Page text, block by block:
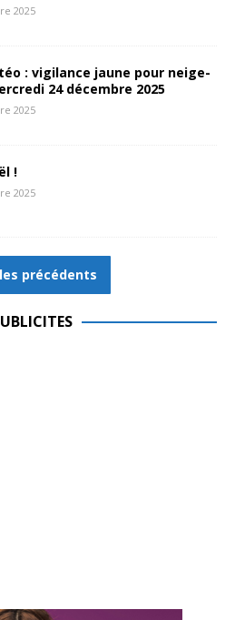
2025
: vigilance jaune pour neige-
24 décembre 2025
2025
!
2025
précédents